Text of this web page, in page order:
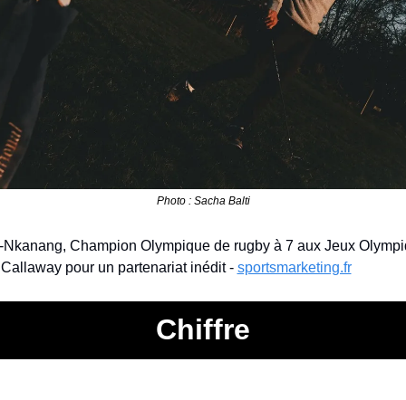
Photo : Sacha Balti
Champion Olympique de rugby à 7 aux Jeux
pour un partenariat inédit - sportsmarketing.fr
Chiffre